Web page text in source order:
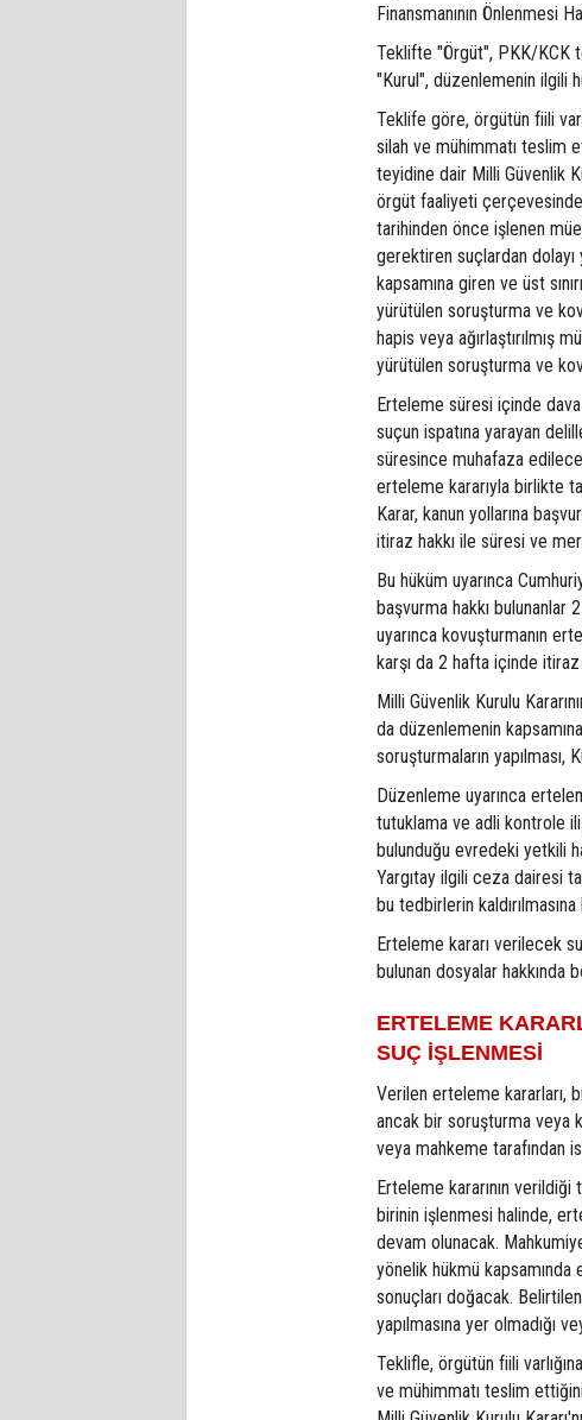
Finansmanının Önlenmesi
Teklifte "Örgüt", PKK/KCK
"Kurul", düzenlemenin ilgili
Teklife göre, örgütün fiili
silah ve mühimmatı teslim
teyidine dair Milli Güvenlik
örgüt faaliyeti
tarihinden önce işlenen
gerektiren suçlardan
kapsamına giren ve üst
yürütülen soruşturma ve
hapis veya ağırlaştırılmış
yürütülen soruşturma ve
Erteleme süresi içinde
suçun ispatına yarayan
süresince muhafaza
erteleme kararıyla birlikte
Karar, kanun yollarına
itiraz hakkı ile süresi ve
Bu hüküm uyarınca
başvurma hakkı
uyarınca kovuşturmanın
karşı da 2 hafta içinde
Milli Güvenlik Kurulu
da düzenlemenin
soruşturmaların yapılması,
Düzenleme uyarınca
tutuklama ve adli kontrole
bulunduğu evredeki yetkili
Yargıtay ilgili ceza dairesi
bu tedbirlerin
Erteleme kararı verilecek
bulunan dosyalar hakkında
ERTELEME
SUÇ İŞLENMESİ
Verilen erteleme kararları,
ancak bir soruşturma veya
veya mahkeme tarafından
Erteleme kararının
birinin işlenmesi halinde,
devam olunacak.
yönelik hükmü
sonuçları doğacak.
yapılmasına yer olmadığı
Teklifle, örgütün fiili
ve mühimmatı teslim